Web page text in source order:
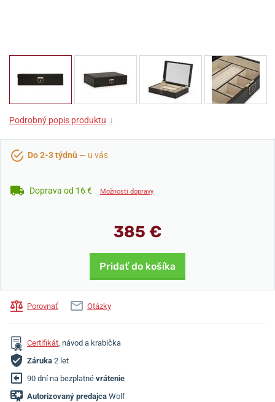
Podrobný popis produktu ↓
Do 2-3 týdnů — u vás
Doprava od 16 € Možnosti dopravy
385 €
Pridať do košíka
Porovnať Otázky
Certifikát, návod a krabička
Záruka 2 let
90 dní na bezplatné vrátenie
Autorizovaný predajca Wolf